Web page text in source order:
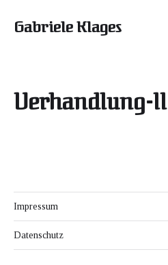
Gabriele Klages
Verhandlung-II
Impressum
Datenschutz